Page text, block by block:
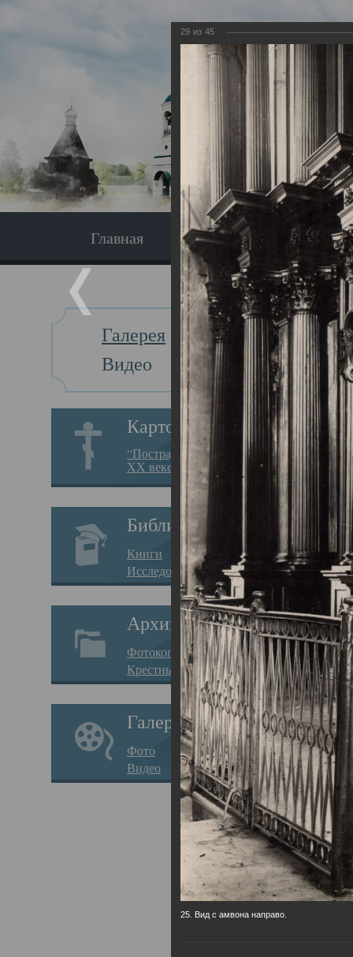
Главная Экскурсия
Галерея
Видео
Картотека
“Пострадавшие за веру в
XX веке на Севере”
Библиотека
Книги
Исследования
Архив
Фотокопии дел
Крестные ходы
Галерея
Фото
Видео
Главная
29 из 45
25. Вид с амвона направо.